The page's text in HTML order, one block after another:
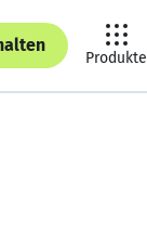
Produkte